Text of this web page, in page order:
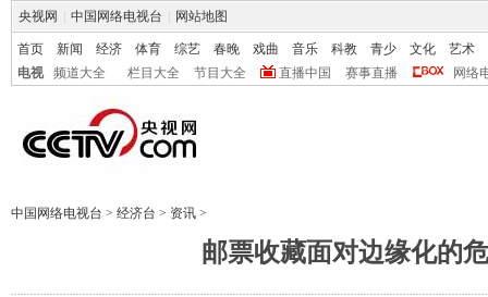
央视网 中国网络电视台 网站地图
首页 新闻 经济 体育 综艺 春晚 戏曲 音乐 科教 青少 文化
艺术
电视
频道大全 栏目大全 节目大全 直播中国 赛事直播 网络
中国网络电视台 > 经济台 > 资讯 >
邮票收藏面对边缘化的